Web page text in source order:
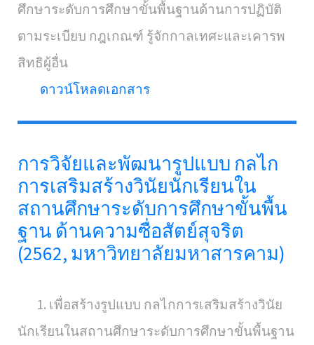
ศึกษาระดับการศึกษาขั้นพื้นฐานด้านการปฏิบัติ
ตามระเบียบ กฎเกณฑ์ รู้จักกาลเทศะและเคารพ
สิทธิผู้อื่น
ดาวน์โหลดเอกสาร
การวิจัยและพัฒนารูปแบบ กลไก
การเสริมสร้างวินัยนักเรียนใน
สถานศึกษาระดับการศึกษาขั้นพื้น
ฐาน ด้านความซื่อสัตย์สุจริต
(2562, มหาวิทยาลัยมหาสารคาม)
1. เพื่อสร้างรูปแบบ กลไกการเสริมสร้างวินัย
นักเรียนในสถานศึกษาระดับการศึกษาขั้นพื้นฐาน